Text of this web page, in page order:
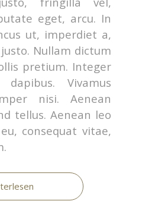
eget, arcu. In
ut, imperdiet a,
Nullam dictum
pretium. Integer
Vivamus
nisi. Aenean
tellus. Aenean leo
consequat vitae,